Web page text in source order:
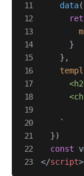
data(
      }
    },
    `
  })
const
</script>